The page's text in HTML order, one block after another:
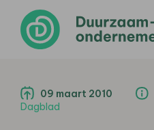
09 maart 2010
Dagblad